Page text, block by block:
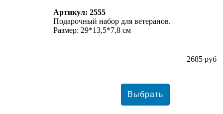
Артикул: 2555
Подарочный набор для ветеранов.
Размер: 29*13,5*7,8 см
2685 руб